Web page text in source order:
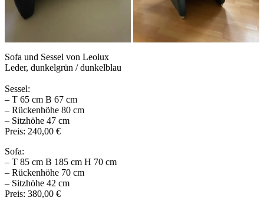
Sofa und Sessel von Leolux
Leder, dunkelgrün / dunkelblau
Sessel:
– T 65 cm B 67 cm
– Rückenhöhe 80 cm
– Sitzhöhe 47 cm
Preis: 240,00 €
Sofa:
– T 85 cm B 185 cm H 70 cm
– Rückenhöhe 70 cm
– Sitzhöhe 42 cm
Preis: 380,00 €